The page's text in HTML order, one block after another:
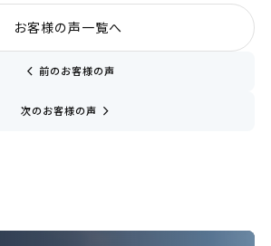
chevron_left 前のお客様の声
お客様の声一覧へ
次のお客様の声 navigate_next